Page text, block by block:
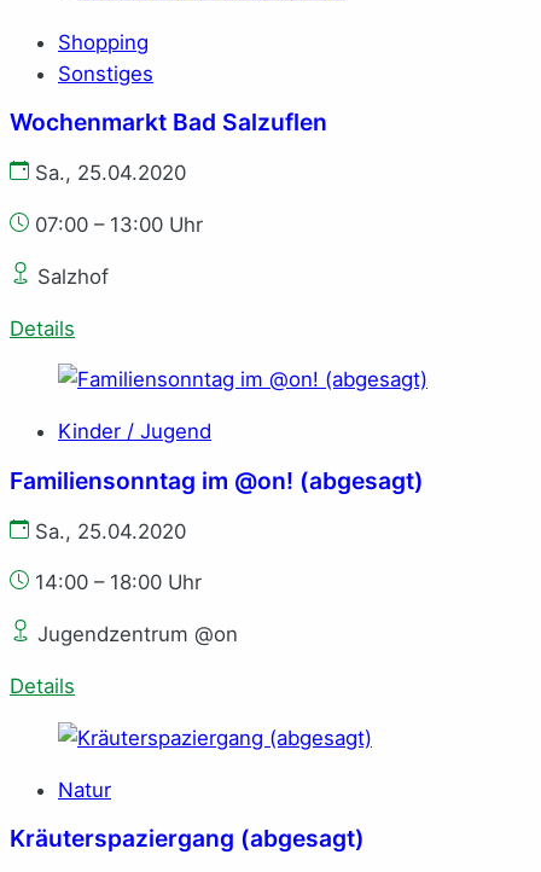
Shopping
Sonstiges
Wochenmarkt Bad Salzuflen
Sa., 25.04.2020
07:00 – 13:00 Uhr
Salzhof
Details
Kinder / Jugend
Familiensonntag im @on! (abgesagt)
Sa., 25.04.2020
14:00 – 18:00 Uhr
Jugendzentrum @on
Details
Natur
Kräuterspaziergang (abgesagt)